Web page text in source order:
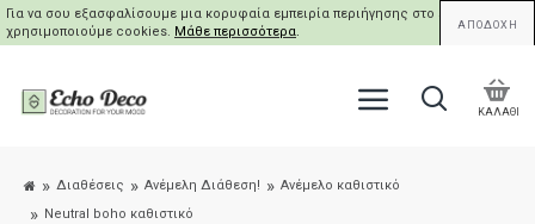
Για να σου εξασφαλίσουμε μια κορυφαία εμπειρία περιήγησης στο site μας,
χρησιμοποιούμε cookies. Μάθε περισσότερα. ΑΠΟΔΟΧΗ
ΚΑΛΑΘΙ
Διαθέσεις Ανέμελη Διάθεση!
Ανέμελο καθιστικό
Neutral boho καθιστικό